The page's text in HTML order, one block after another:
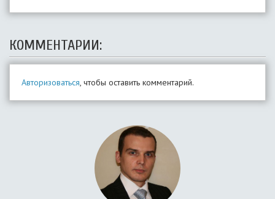
КОММЕНТАРИИ:
Авторизоваться, чтобы оставить комментарий.